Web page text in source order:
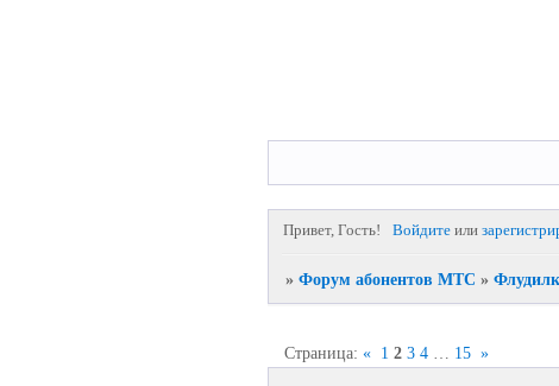
Привет, Гость! Войдитеили
» Форум абонентов МТС »
Страница: « 1 2 3 4 15 »